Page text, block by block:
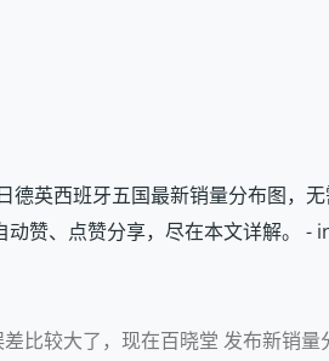
英西班牙五国最新销量分布图，
动赞、点赞分享，尽在本文详解
比较大了，现在百晓堂 发布新销